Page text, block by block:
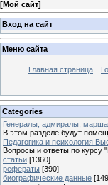
[Мой сайт]
Вход на сайт
Меню сайта
Главная страница
Categories
Генералы, адмиралы,
В этом разделе будут
Педагогика и психология
Вопросы и ответы по
статьи [1360]
рефераты [390]
биографические данные